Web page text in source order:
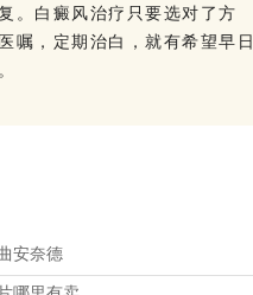
。白癜风治疗只要选对了方
嘱，定期治白，就有希望早日
安奈德